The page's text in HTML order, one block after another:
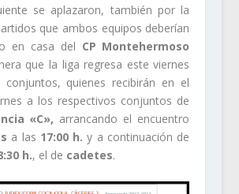
se aplazaron, también por la
que ambos equipos deberían
en casa del CP Montehermoso
que la liga regresa este viernes
conjuntos, quienes recibirán en el
a los respectivos conjuntos de
«C», arrancando el encuentro
a las 17:00 h. y a continuación de
h., el de cadetes.